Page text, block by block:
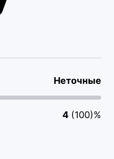
Неточные
4 (100)%